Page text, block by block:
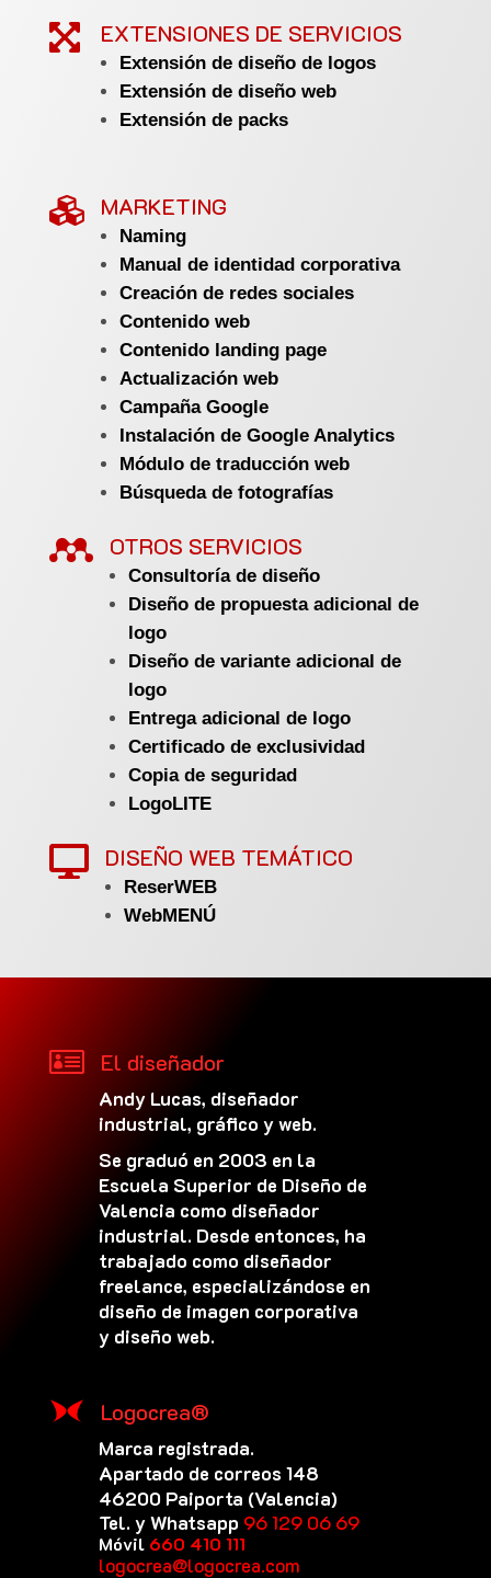
 EXTENSIONES DE SERVICIOS
Extensión de diseño de logos
Extensión de diseño web
Extensión de packs
 MARKETING
Naming
Manual de identidad corporativa
Creación de redes sociales
Contenido web
Contenido landing page
Actualización web
Campaña Google
Instalación de Google Analytics
Módulo de traducción web
Búsqueda de fotografías
 OTROS SERVICIOS
Consultoría de diseño
Diseño de propuesta adicional de
logo
Diseño de variante adicional de
logo
Entrega adicional de logo
Certificado de exclusividad
Copia de seguridad
LogoLITE
 DISEÑO WEB TEMÁTICO
ReserWEB
WebMENÚ
 El diseñador
Andy Lucas, diseñador
industrial, gráfico y web.
Se graduó en 2003 en la
Escuela Superior de Diseño de
Valencia como diseñador
industrial. Desde entonces, ha
trabajado como diseñador
freelance, especializándose en
diseño de imagen corporativa
y diseño web.
Logocrea®
Marca registrada.
Apartado de correos 148
46200 Paiporta (Valencia)
Tel. y Whatsapp 96 129 06 69
Móvil 660 410 111
logocrea@logocrea.com